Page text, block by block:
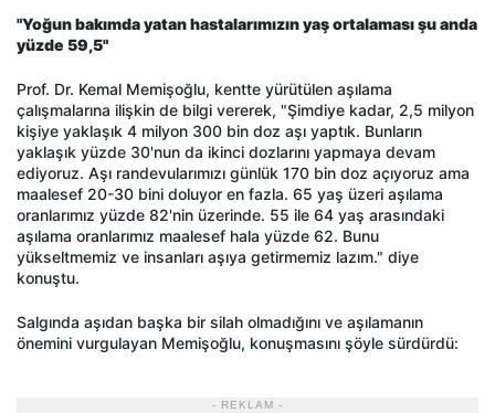
"Yoğun bakımda yatan hastalarımızın yaş ortalaması şu anda
yüzde 59,5"
Prof. Dr. Kemal Memişoğlu, kentte yürütülen aşılama
çalışmalarına ilişkin de bilgi vererek, "Şimdiye kadar, 2,5 milyon
kişiye yaklaşık 4 milyon 300 bin doz aşı yaptık. Bunların
yaklaşık yüzde 30'nun da ikinci dozlarını yapmaya devam
ediyoruz. Aşı randevularımızı günlük 170 bin doz açıyoruz ama
maalesef 20-30 bini doluyor en fazla. 65 yaş üzeri aşılama
oranlarımız yüzde 82'nin üzerinde. 55 ile 64 yaş arasındaki
aşılama oranlarımız maalesef hala yüzde 62. Bunu
yükseltmemiz ve insanları aşıya getirmemiz lazım." diye
konuştu.
Salgında aşıdan başka bir silah olmadığını ve aşılamanın
önemini vurgulayan Memişoğlu, konuşmasını şöyle sürdürdü:
- REKLAM -